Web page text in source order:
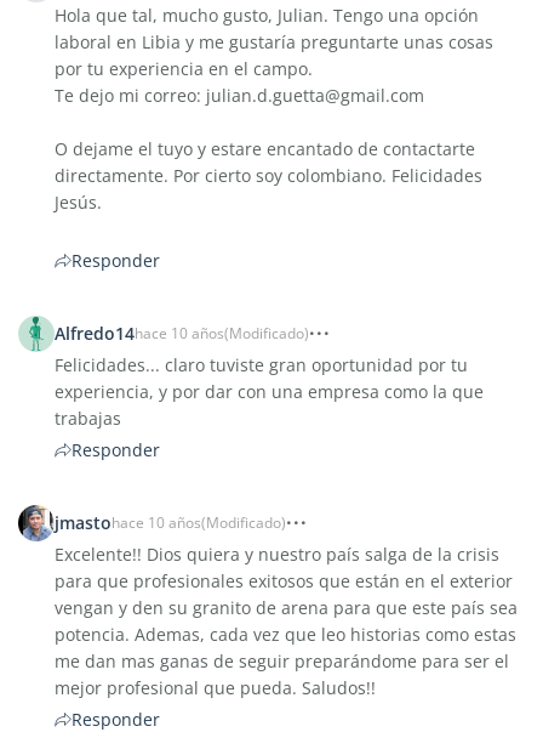
Hola que tal, mucho gusto, Julian. Tengo una opción
laboral en Libia y me gustaría preguntarte unas cosas
por tu experiencia en el campo.
Te dejo mi correo: julian.d.guetta@gmail.com
O dejame el tuyo y estare encantado de contactarte
directamente. Por cierto soy colombiano. Felicidades
Jesús.
Responder
Alfredo14hace 10 años(Modificado)
Felicidades... claro tuviste gran oportunidad por tu
experiencia, y por dar con una empresa como la que
trabajas
Responder
jmastohace 10 años(Modificado)
Excelente!! Dios quiera y nuestro país salga de la crisis
para que profesionales exitosos que están en el exterior
vengan y den su granito de arena para que este país sea
potencia. Ademas, cada vez que leo historias como estas
me dan mas ganas de seguir preparándome para ser el
mejor profesional que pueda. Saludos!!
Responder